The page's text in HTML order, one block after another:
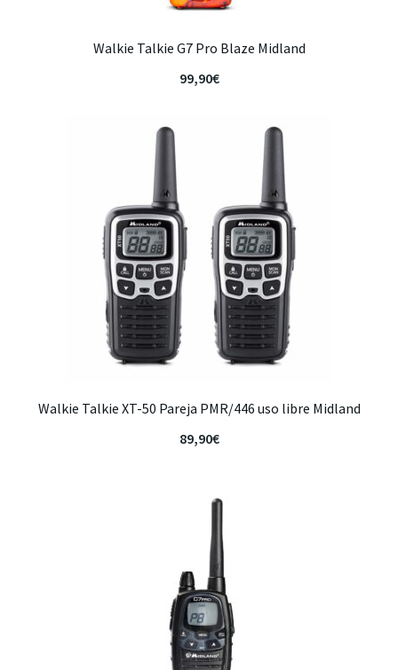
Walkie Talkie G7 Pro Blaze Midland
99,90€
Walkie Talkie XT-50 Pareja PMR/446 uso libre Midland
89,90€